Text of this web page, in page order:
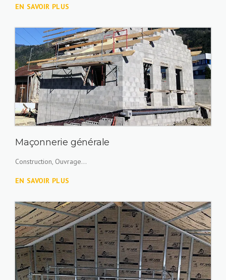
EN SAVOIR PLUS
Maçonnerie générale
Construction, Ouvrage...
EN SAVOIR PLUS